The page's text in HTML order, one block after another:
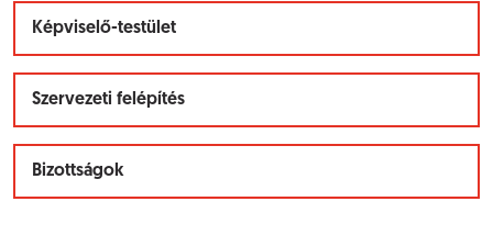
Képviselő-testület
Szervezeti felépítés
Bizottságok